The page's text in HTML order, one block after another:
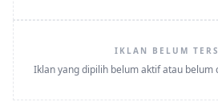
IKLAN BELUM
Iklan yang dipilih belum aktif atau belum